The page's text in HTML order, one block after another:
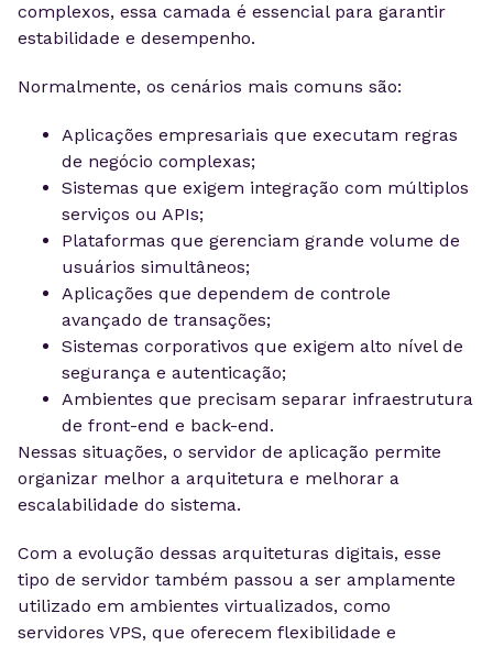
complexos, essa camada é essencial para garantir
estabilidade e desempenho.
Normalmente, os cenários mais comuns são:
Aplicações empresariais que executam regras
de negócio complexas;
Sistemas que exigem integração com múltiplos
serviços ou APIs;
Plataformas que gerenciam grande volume de
usuários simultâneos;
Aplicações que dependem de controle
avançado de transações;
Sistemas corporativos que exigem alto nível de
segurança e autenticação;
Ambientes que precisam separar infraestrutura
de front-end e back-end.
Nessas situações, o servidor de aplicação permite
organizar melhor a arquitetura e melhorar a
escalabilidade do sistema.
Com a evolução dessas arquiteturas digitais, esse
tipo de servidor também passou a ser amplamente
utilizado em ambientes virtualizados, como
servidores VPS, que oferecem flexibilidade e